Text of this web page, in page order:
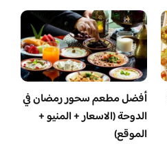
أفضل مطعم سحور رمضان في
الدوحة (الاسعار + المنيو +
الموقع)